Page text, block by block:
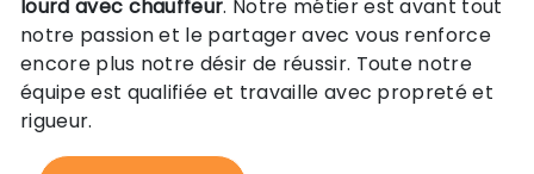
lourd avec chauffeur. Notre métier est avant tout
notre passion et le partager avec vous renforce
encore plus notre désir de réussir. Toute notre
équipe est qualifiée et travaille avec propreté et
rigueur.